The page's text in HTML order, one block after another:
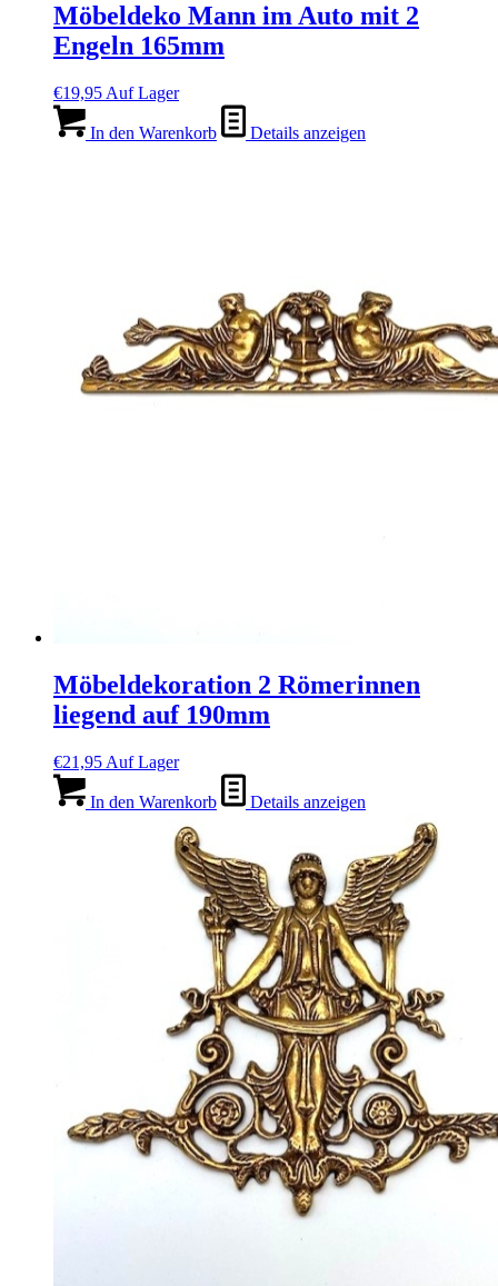
Möbeldeko Mann im Auto mit 2
Engeln 165mm
€19,95 Auf Lager
In den Warenkorb Details anzeigen
Möbeldekoration 2 Römerinnen
liegend auf 190mm
€21,95 Auf Lager
In den Warenkorb Details anzeigen